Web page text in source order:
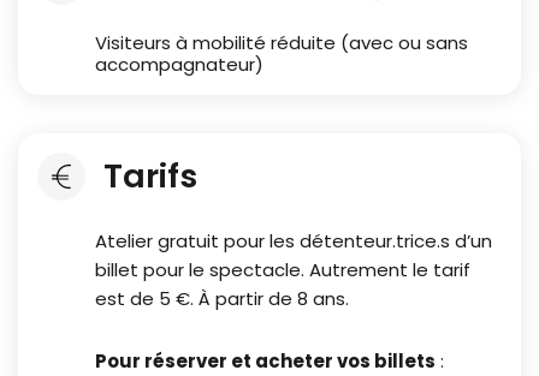
Visiteurs à mobilité réduite (avec ou sans
accompagnateur)
Tarifs
Atelier gratuit pour les détenteur.trice.s d’un
billet pour le spectacle. Autrement le tarif
est de 5 €. À partir de 8 ans.
Pour réserver et acheter vos billets :